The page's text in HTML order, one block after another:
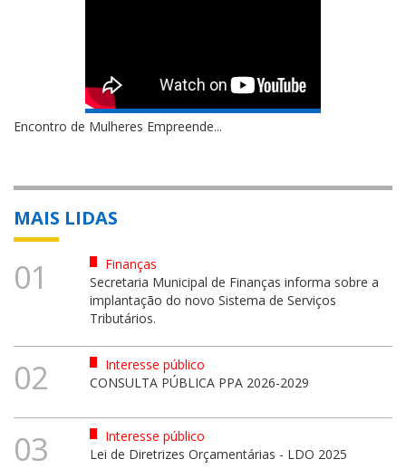
Encontro de Mulheres Empreende...
MAIS LIDAS
01
Finanças
Secretaria Municipal de Finanças informa sobre a
implantação do novo Sistema de Serviços
Tributários.
02
Interesse público
CONSULTA PÚBLICA PPA 2026-2029
03
Interesse público
Lei de Diretrizes Orçamentárias - LDO 2025